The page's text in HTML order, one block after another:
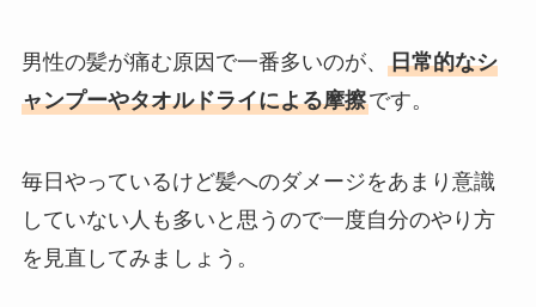
男性の髪が痛む原因で一番多いのが、 日常的なシ
ャンプーやタオルドライによる摩擦です。
毎日やっているけど髪へのダメージをあまり意識
していない人も多いと思うので一度自分のやり方
を見直してみましょう。